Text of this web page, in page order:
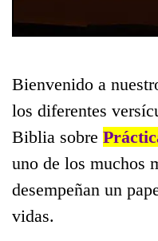
Bienvenido a
los diferentes
Biblia sobre
uno de los muchos
desempeñan un
vidas.